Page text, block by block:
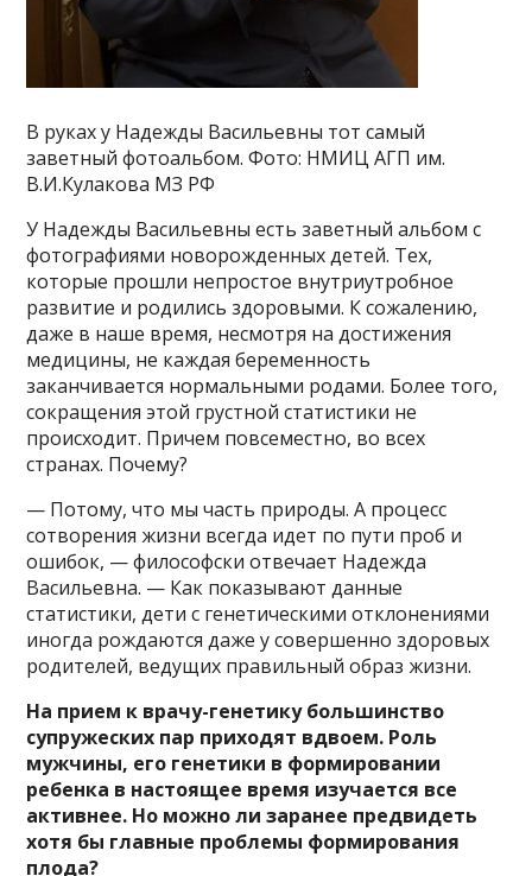
В руках у Надежды Васильевны тот самый
заветный фотоальбом. Фото: НМИЦ АГП им.
В.И.Кулакова МЗ РФ
У Надежды Васильевны есть заветный альбом с
фотографиями новорожденных детей. Тех,
которые прошли непростое внутриутробное
развитие и родились здоровыми. К сожалению,
даже в наше время, несмотря на достижения
медицины, не каждая беременность
заканчивается нормальными родами. Более того,
сокращения этой грустной статистики не
происходит. Причем повсеместно, во всех
странах. Почему?
— Потому, что мы часть природы. А процесс
сотворения жизни всегда идет по пути проб и
ошибок, — философски отвечает Надежда
Васильевна. — Как показывают данные
статистики, дети с генетическими отклонениями
иногда рождаются даже у совершенно здоровых
родителей, ведущих правильный образ жизни.
На прием к врачу-генетику большинство
супружеских пар приходят вдвоем. Роль
мужчины, его генетики в формировании
ребенка в настоящее время изучается все
активнее. Но можно ли заранее предвидеть
хотя бы главные проблемы формирования
плода?